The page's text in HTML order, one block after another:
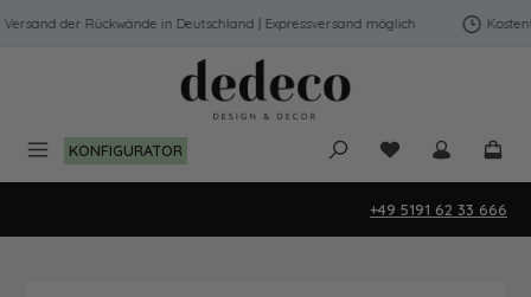
Zum Hauptinhalt springen
der Rückwände in Deutschland | Expressversand möglich
KONFIGURATOR Du hast 0
+49 5191 62 33 666